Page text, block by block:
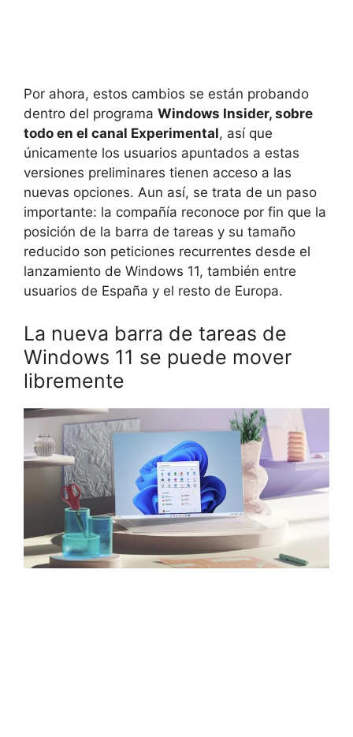
Por ahora, estos cambios se están probando
dentro del programa Windows Insider, sobre
todo en el canal Experimental, así que
únicamente los usuarios apuntados a estas
versiones preliminares tienen acceso a las
nuevas opciones. Aun así, se trata de un paso
importante: la compañía reconoce por fin que la
posición de la barra de tareas y su tamaño
reducido son peticiones recurrentes desde el
lanzamiento de Windows 11, también entre
usuarios de España y el resto de Europa.
La nueva barra de tareas de
Windows 11 se puede mover
libremente